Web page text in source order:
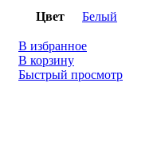
Цвет Белый
В избранное
В корзину
Быстрый просмотр